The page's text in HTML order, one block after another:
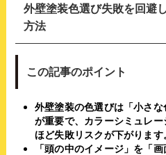
外壁塗装色選び失敗を回避
方法
この記事のポイント
外壁塗装の色選びは「小さ
が重要で、カラーシミュレ
ほど失敗リスクが下がります
「頭の中のイメージ」を「